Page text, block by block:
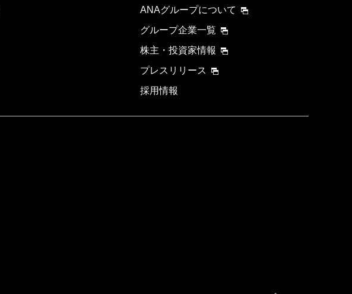
ANAグループについて
グループ企業一覧
株主・投資家情報
プレスリリース
採用情報